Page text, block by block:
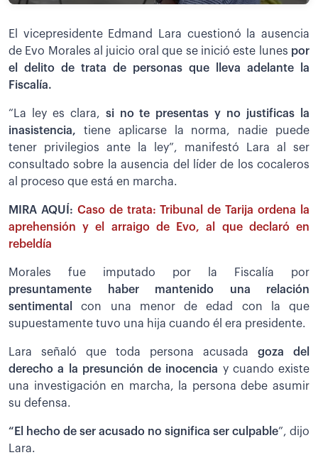
El vicepresidente Edmand Lara cuestionó la ausencia
de Evo Morales al juicio oral que se inició este lunes por
el delito de trata de personas que lleva adelante la
Fiscalía.
“La ley es clara, si no te presentas y no justificas la
inasistencia, tiene aplicarse la norma, nadie puede
tener privilegios ante la ley”, manifestó Lara al ser
consultado sobre la ausencia del líder de los cocaleros
al proceso que está en marcha.
MIRA AQUÍ: Caso de trata: Tribunal de Tarija ordena la
aprehensión y el arraigo de Evo, al que declaró en
rebeldía
Morales fue imputado por la Fiscalía por
presuntamente haber mantenido una relación
sentimentalcon una menor de edad con la que
supuestamente tuvo una hija cuando él era presidente.
Lara señaló que toda persona acusada goza del
derecho a la presunción de inocencia y cuando existe
una investigación en marcha, la persona debe asumir
su defensa.
“El hecho de ser acusado no significa ser culpab le”, dijo
Lara.